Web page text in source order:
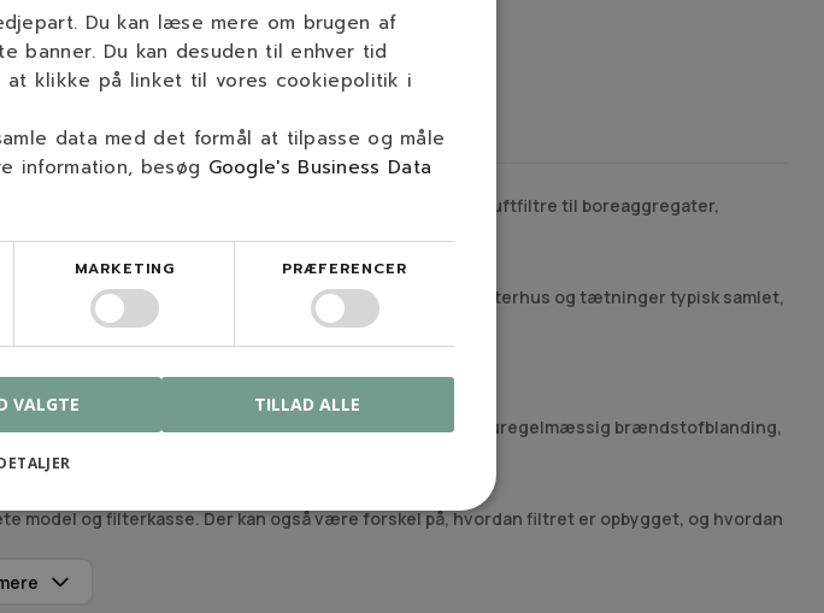
motoren mod støv og snavs. I denne kategori findes luftfiltre til boreaggregater,
drift ved arbejde i jord og støvede omgivelser.
Ved service af et boreaggregat gennemgås luftfilter, filterhus og tætninger typisk samlet,
Snavs i indsugningen kan også hænge sammen med uregelmæssig brændstofblanding,
og filterkasse. Der kan også være forskel på, hvordan filtret er opbygget, og hvordan
Du kan læse mere om brugen af
banner. Du kan desuden til enhver tid
klikke på linket til vores cookiepolitik i
data med det formål at tilpasse og måle
information, besøg Google's Business Data
MARKETING PRÆFERENCER
VALGTE TILLAD ALLE